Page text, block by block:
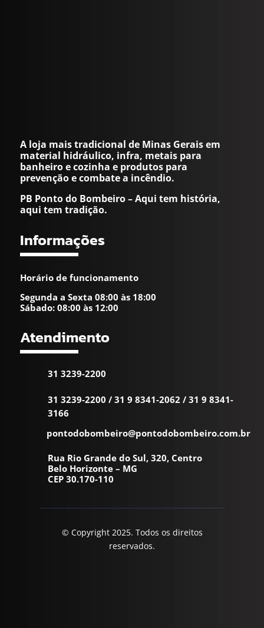
A loja mais tradicional de Minas Gerais em
material hidráulico, infra, metais para
banheiro e cozinha e produtos para
prevenção e combate a incêndio.
PB Ponto do Bombeiro – Aqui tem história,
aqui tem tradição.
Informações
Horário de funcionamento
Segunda a Sexta 08:00 às 18:00
Sábado: 08:00 às 12:00
Atendimento
31 3239-2200
31 3239-2200 / 31 9 8341-2062 / 31 9 8341-
3166
pontodobombeiro@pontodobombeiro.com.br
Rua Rio Grande do Sul, 320, Centro
Belo Horizonte – MG
CEP 30.170-110
© Copyright 2025. Todos os direitos
reservados.